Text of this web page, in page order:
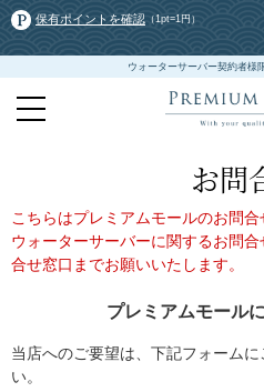
保有ポイントを確認 （1pt=1円）
ウォーターサーバー契約者様
お問
こちらはプレミアムモールのお問合
ウォーターサーバーに関するお問
合せ窓口までお願いいたします。
プレミアムモール
当店へのご要望は、下記フォーム
い。